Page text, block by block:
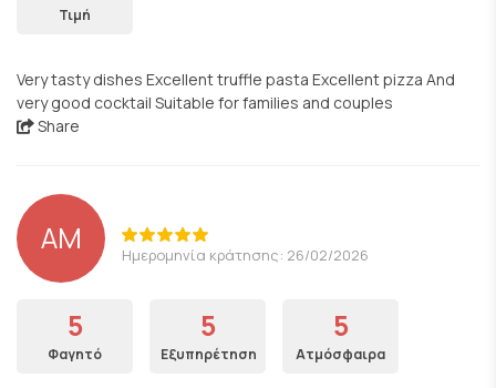
Τιμή
Very tasty dishes Excellent truffle pasta Excellent pizza And
very good cocktail Suitable for families and couples
Share
AM Ημερομηνία κράτησης: 26/02/2026
5
Φαγητό
5
Εξυπηρέτηση
5
Ατμόσφαιρα